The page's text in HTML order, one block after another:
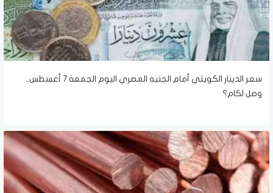
سعر الدينار الكويتي أمام الجنيه المصري اليوم الجمعة 7 أغسطس..
وصل لكام؟